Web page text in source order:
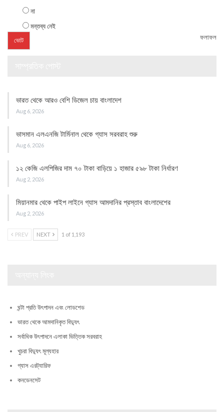
না
মন্তব্য নেই
ফলাফল
ভারত থেকে আরও বেশি ডিজেল চায় বাংলাদেশ
Aug 6, 2026
ভাসমান এলএনজি টার্মিনাল থেকে গ্যাস সরবরাহ শুরু
Aug 6, 2026
১২ কেজি এলপিজির দাম ৭০ টাকা বাড়িয়ে ১ হাজার ৫৯৮ টাকা নির্ধারণ
Aug 2, 2026
মিয়ানমার থেকে পাইপ লাইনে গ্যাস আমদানির প্রস্তাব বাংলাদেশের
Aug 2, 2026
PREV NEXT 1 of 1,193
ঘন্টা প্রতি উৎপাদন এবং লোডশেড
ভারত থেকে আমদানিকৃত বিদ্যুৎ
সর্বাধিক উৎপাদনে এলাকা ভিত্তিক সরবরাহ
খুচরা বিদ্যুৎ মূল্যহার
গ্যাস এরট্যারিফ
কনডেনসেট